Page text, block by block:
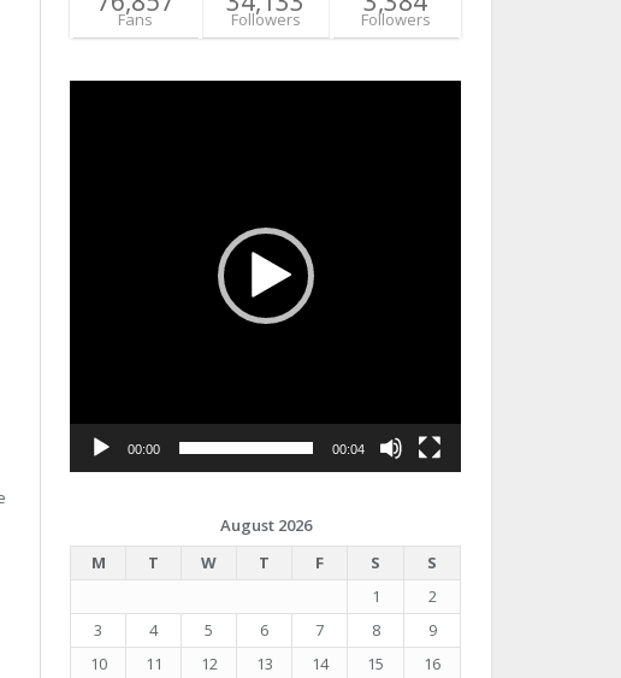
Fans Followers Followers
00:00 00:04
August 2026
M
T W T F S
S
1
2
3
4 5 6 7 8
9
10
11 12 13 14 15
16